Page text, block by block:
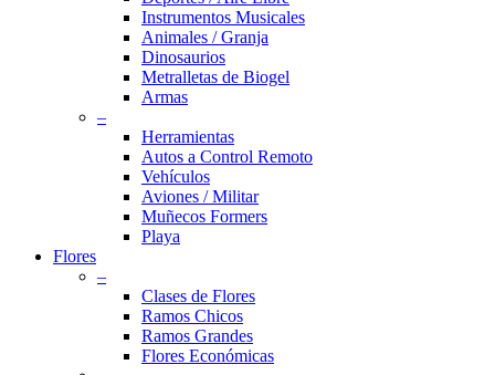
Instrumentos Musicales
Animales / Granja
Dinosaurios
Metralletas de Biogel
Armas
–
Herramientas
Autos a Control Remoto
Vehículos
Aviones / Militar
Muñecos Formers
Playa
Flores
–
Clases de Flores
Ramos Chicos
Ramos Grandes
Flores Económicas